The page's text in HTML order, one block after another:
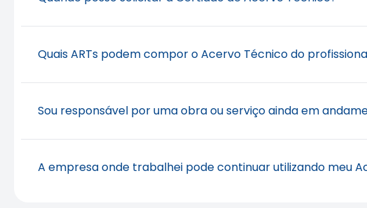
exercício da atividade, compatível com sua competência.
da Engenharia, Agronomia, Geologia, Geografia e
A solicitação pode ser no período em que a atividade
baixada quando atividade atividade estiver
anos.
#profissional #registro #serviço #visto
Atualizado em 28 de maio de 2026
Quais ARTs podem compor o Acervo Técnico do
As ARTs registradas pelo próprio profissional, referentes ao
#profissional #registro #serviço #visto
Atualizado em 28 de maio de 2026
Sou responsável por uma obra ou serviço ainda em
Sim. Nesse caso, você deve apresentar um atestado
etapas concluídas. Depois disso, poderá solicitar a
Certidão
A empresa onde trabalhei pode continuar utilizando meu